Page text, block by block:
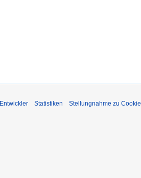
Entwickler Statistiken Stellungnahme zu